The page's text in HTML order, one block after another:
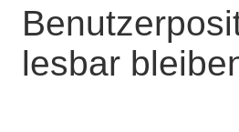
lesbar